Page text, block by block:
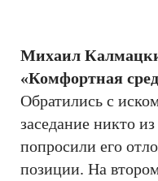
Михаил
«Комфортная
Обратились с
заседание никто
попросили его
позиции. На